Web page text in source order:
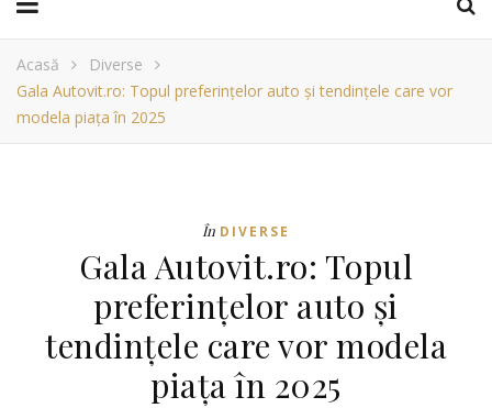
Acasă
Diverse
Gala Autovit.ro: Topul preferințelor auto și tendințele care vor
modela piața în 2025
În DIVERSE
Gala Autovit.ro: Topul
preferințelor auto și
tendințele care vor modela
piața în 2025